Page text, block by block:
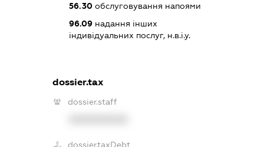
56.30 обслуговування напоями
96.09 надання інших
індивідуальних послуг, н.в.і.у.
dossier.tax
dossier.staff
dossier.taxDebt